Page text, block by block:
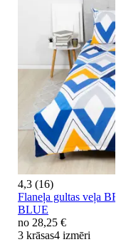
4,3 (16)
Flaneļa gultas veļa
BLUE
no 28,25 €
3 krāsas4 izmēri